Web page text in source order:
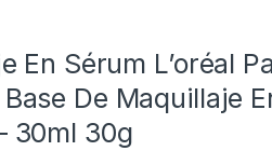
En Sérum L’oréal
De Maquillaje
30ml 30g